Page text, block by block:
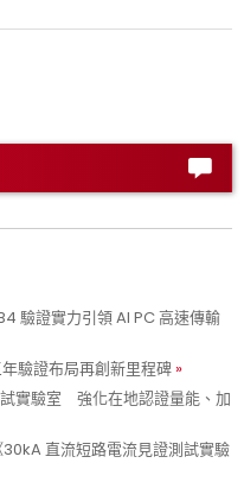
驗證實力引領 AI PC 高速傳輸
驗證布局再創新里程碑
實驗室 強化在地認證量能、加
直流短路電流見證測試實驗